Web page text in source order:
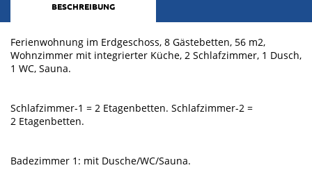
BESCHREIBUNG
Ferienwohnung im Erdgeschoss, 8 Gästebetten, 56 m2,
Wohnzimmer mit integrierter Küche, 2 Schlafzimmer, 1 Dusch,
1 WC, Sauna.
Schlafzimmer-1 = 2 Etagenbetten. Schlafzimmer-2 =
2 Etagenbetten.
Badezimmer 1: mit Dusche/WC/Sauna.